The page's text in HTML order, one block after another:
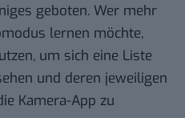
geboten. Wer mehr
lernen möchte,
um sich eine Liste
und deren jeweiligen
Kamera-App zu